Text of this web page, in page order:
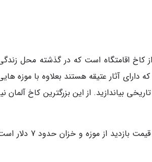
کاخ اقامتگاه است که در گذشته محل
باواریا بوده است. این کاخ شامل 130 اتاق است که دارای آثار عتیقه هستند بعلاوه با موزه
بیاندازید. از این بزرگترین کاخ آلمان
هزینه ورودی: در حالی که هیچ هزینه ورودی برای بازدید از کاخ وجود ندارد، قیمت بازدید از موزه و